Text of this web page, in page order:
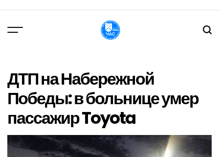
вмісту
ДТП на Набережной
Победы: в больнице умер
пассажир Toyota